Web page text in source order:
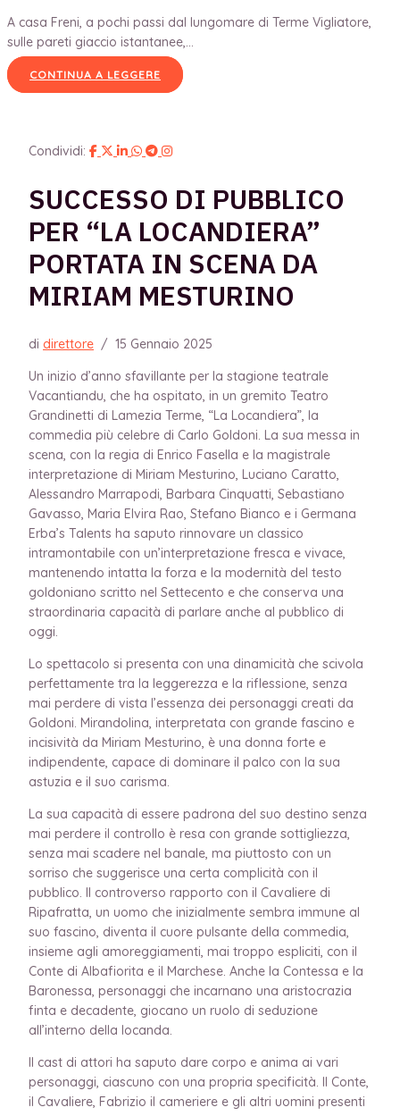
A casa Freni, a pochi passi dal lungomare di Terme Vigliatore,
sulle pareti giaccio istantanee,...
CONTINUA A LEGGERE
Condividi:
SUCCESSO DI PUBBLICO
PER “LA LOCANDIERA”
PORTATA IN SCENA DA
MIRIAM MESTURINO
di direttore / 15 Gennaio 2025
Un inizio d’anno sfavillante per la stagione teatrale
Vacantiandu, che ha ospitato, in un gremito Teatro
Grandinetti di Lamezia Terme, “La Locandiera”, la
commedia più celebre di Carlo Goldoni. La sua messa in
scena, con la regia di Enrico Fasella e la magistrale
interpretazione di Miriam Mesturino, Luciano Caratto,
Alessandro Marrapodi, Barbara Cinquatti, Sebastiano
Gavasso, Maria Elvira Rao, Stefano Bianco e i Germana
Erba’s Talents ha saputo rinnovare un classico
intramontabile con un’interpretazione fresca e vivace,
mantenendo intatta la forza e la modernità del testo
goldoniano scritto nel Settecento e che conserva una
straordinaria capacità di parlare anche al pubblico di
oggi.
Lo spettacolo si presenta con una dinamicità che scivola
perfettamente tra la leggerezza e la riflessione, senza
mai perdere di vista l’essenza dei personaggi creati da
Goldoni. Mirandolina, interpretata con grande fascino e
incisività da Miriam Mesturino, è una donna forte e
indipendente, capace di dominare il palco con la sua
astuzia e il suo carisma.
La sua capacità di essere padrona del suo destino senza
mai perdere il controllo è resa con grande sottigliezza,
senza mai scadere nel banale, ma piuttosto con un
sorriso che suggerisce una certa complicità con il
pubblico. Il controverso rapporto con il Cavaliere di
Ripafratta, un uomo che inizialmente sembra immune al
suo fascino, diventa il cuore pulsante della commedia,
insieme agli amoreggiamenti, mai troppo espliciti, con il
Conte di Albafiorita e il Marchese. Anche la Contessa e la
Baronessa, personaggi che incarnano una aristocrazia
finta e decadente, giocano un ruolo di seduzione
all’interno della locanda.
Il cast di attori ha saputo dare corpo e anima ai vari
personaggi, ciascuno con una propria specificità. Il Conte,
il Cavaliere, Fabrizio il cameriere e gli altri uomini presenti